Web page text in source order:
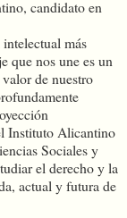
candidato en
más
que nos une es un
de nuestro
Instituto Alicantino
Sociales y
el derecho y la
actual y futura de